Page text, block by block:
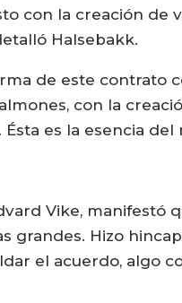
con la creación
Halsebakk.
de este
con la
es la esencia
Vike,
grandes. Hizo
el acuerdo, algo